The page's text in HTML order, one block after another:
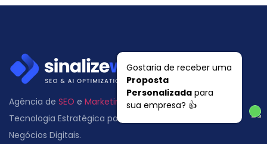
Agência de SEO e Marketing Digital. Consultoria
Tecnologia Estratégica para Performance de
Negócios Digitais.
Gostaria de receber uma
Proposta
Personalizada para
sua empresa? 👍